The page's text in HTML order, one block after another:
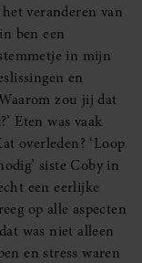
veranderen van
ben een
in mijn
en
zou jij dat
Eten was vaak
overleden? ‘Loop
siste Coby in
een eerlijke
op alle aspecten
was niet alleen
en stress waren